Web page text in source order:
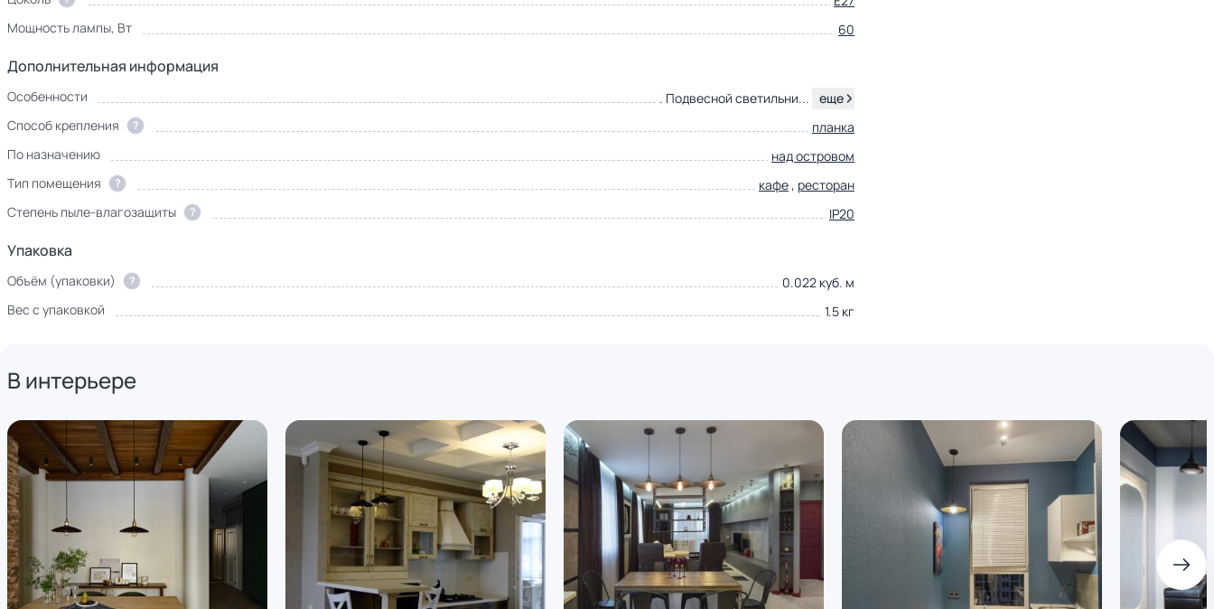
Мощность лампы, Вт
60
Дополнительная информация
Особенности . Подвесной светильни... еще
Способ крепления ?
планка
По назначению
над островом
Тип помещения
? кафе, ресторан
Степень пыле-влагозащиты
? IP20
Упаковка
Объём (упаковки) ?
0.022 куб. м
Вес с упаковкой
1.5 кг
В интерьере